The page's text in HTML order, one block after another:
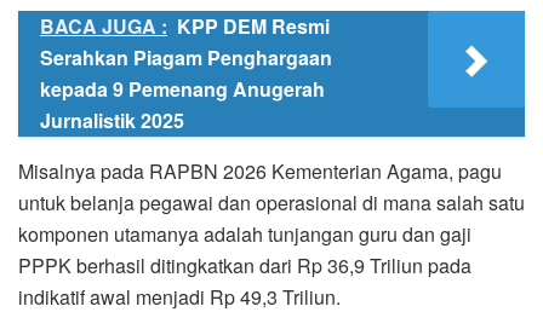
BACA JUGA : KPP DEM Resmi
Serahkan Piagam Penghargaan
kepada 9 Pemenang Anugerah
Jurnalistik 2025
Misalnya pada RAPBN 2026 Kementerian Agama, pagu
untuk belanja pegawai dan operasional di mana salah satu
komponen utamanya adalah tunjangan guru dan gaji
PPPK berhasil ditingkatkan dari Rp 36,9 Triliun pada
indikatif awal menjadi Rp 49,3 Triliun.